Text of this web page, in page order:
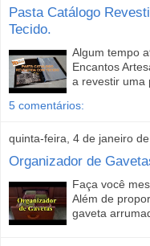
Pasta Catálogo
Tecido.
Algum tempo
Encantos
a revestir uma
5 comentários:
quinta-feira, 4 de janeiro
Organizador de
Faça você
Além de
gaveta